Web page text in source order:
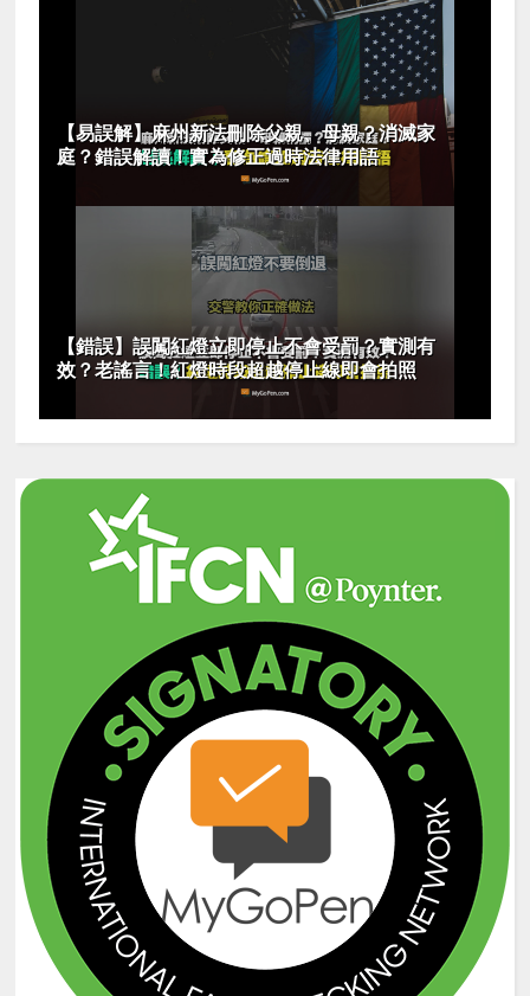
【易誤解】麻州新法刪除父親、母親？消滅家
庭？錯誤解讀！實為修正過時法律用語
【錯誤】誤闖紅燈立即停止不會受罰？實測有
效？老謠言！紅燈時段超越停止線即會拍照